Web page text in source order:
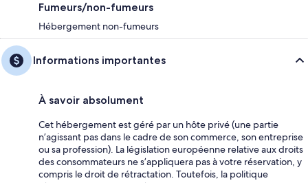
Fumeurs/non-fumeurs
Hébergement non-fumeurs
Informations importantes
À savoir absolument
Cet hébergement est géré par un hôte privé (une partie
n’agissant pas dans le cadre de son commerce, son entreprise
ou sa profession). La législation européenne relative aux droits
des consommateurs ne s’appliquera pas à votre réservation, y
compris le droit de rétractation. Toutefois, la politique